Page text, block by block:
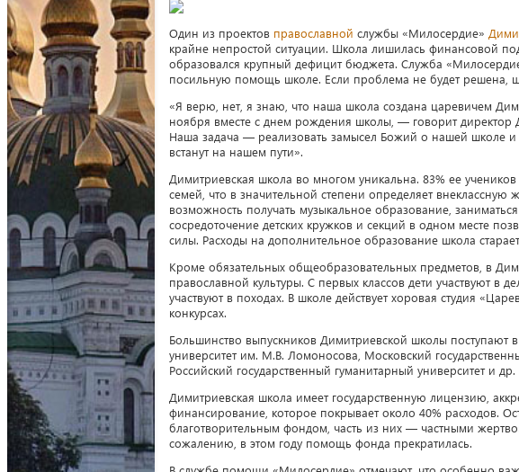
Один из проектов православной службы «Милосердие»
крайне непростой ситуации. Школа лишилась финансовой
образовался крупный дефицит бюджета. Служба
посильную помощь школе. Если проблема не будет решена,
«Я верю, нет, я знаю, что наша школа создана царевичем
ноября вместе с днем рождения школы, — говорит
Наша задача — реализовать замысел Божий о нашей школе и
встанут на нашем пути».
Димитриевская школа во многом уникальна. 83% ее
семей, что в значительной степени определяет
возможность получать музыкальное образование,
сосредоточение детских кружков и секций в одном месте
силы. Расходы на дополнительное образование школа
Кроме обязательных общеобразовательных предметов, в
православной культуры. С первых классов дети участвуют в
участвуют в походах. В школе действует хоровая студия
конкурсах.
Большинство выпускников Димитриевской школы поступают
университет им. М.В. Ломоносова, Московский
Российский государственный гуманитарный университет и др.
Димитриевская школа имеет государственную лицензию,
финансирование, которое покрывает около 40% расходов.
благотворительным фондом, часть из них — частными
сожалению, в этом году помощь фонда прекратилась.